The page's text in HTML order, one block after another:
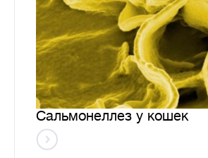
Сальмонеллез у кошек